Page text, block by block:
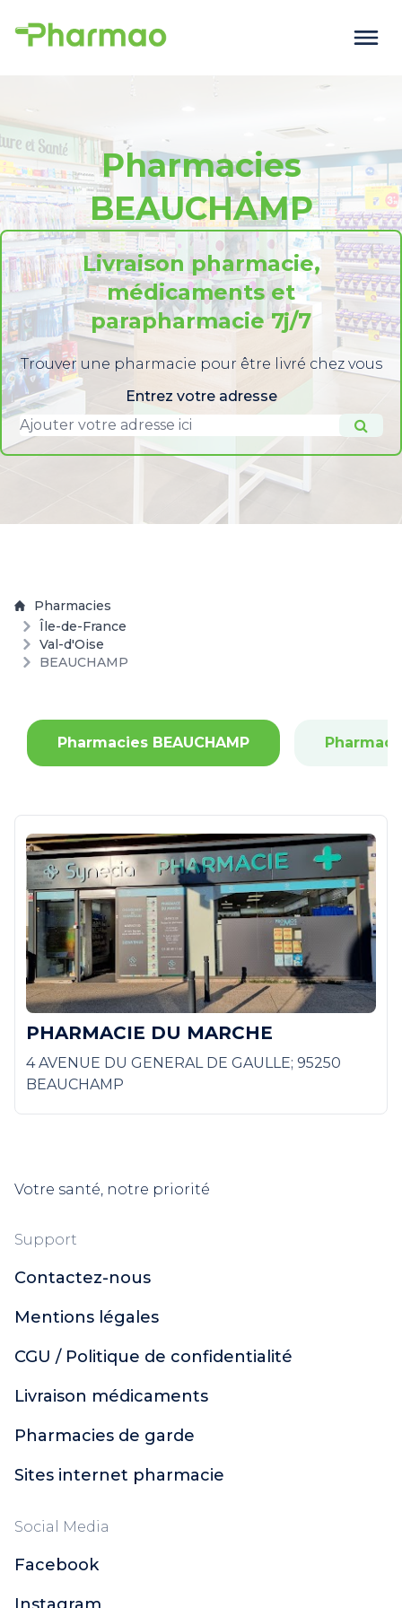
Pharmacies
BEAUCHAMP
Livraison pharmacie,
médicaments et
parapharmacie 7j/7
Trouver une pharmacie pour être livré chez vous
Entrez votre adresse
Pharmacies
Île-de-France
Val-d'Oise
BEAUCHAMP
Pharmacies BEAUCHAMP
PHARMACIE DU MARCHE
4 AVENUE DU GENERAL DE GAULLE; 95250
BEAUCHAMP
Votre santé, notre priorité
Support
Contactez-nous
Mentions légales
CGU / Politique de confidentialité
Livraison médicaments
Pharmacies de garde
Sites internet pharmacie
Social Media
Facebook